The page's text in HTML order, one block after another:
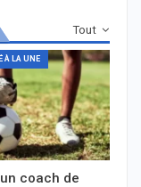
Tout
À LA UNE
coach de